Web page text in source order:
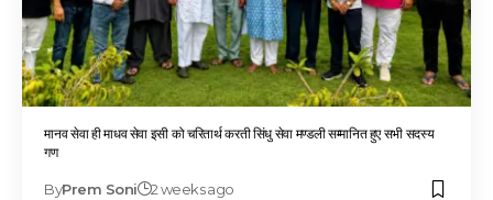
मानव सेवा ही माधव सेवा इसी को चरितार्थ करती सिंधु सेवा मण्डली सम्मानित हुए सभी सदस्य
गण
ByPrem Soni 2 weeks ago